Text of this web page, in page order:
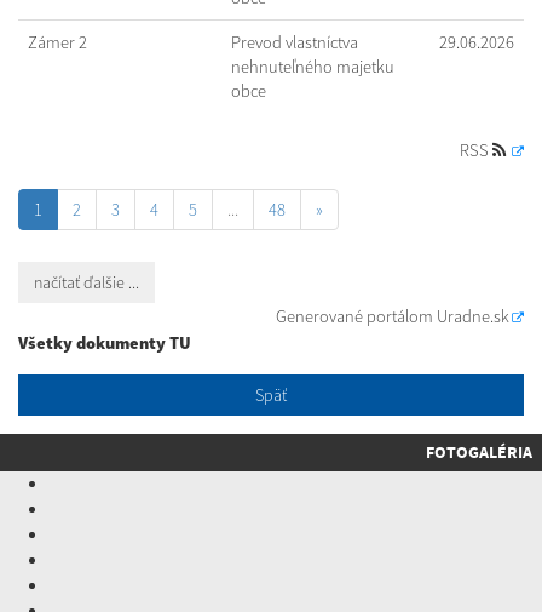
Zámer 2
Prevod vlastníctva
nehnuteľného majetku
obce
29.06.2026
RSS
1 2 3 4 5 ... 48 »
načítať ďalšie ...
Generované portálom Uradne.sk
Všetky dokumenty TU
Späť
FOTOGALÉRIA